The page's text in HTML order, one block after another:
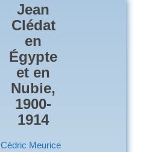
Jean
Clédat
en
Égypte
et en
Nubie,
1900-
1914
Cédric Meurice